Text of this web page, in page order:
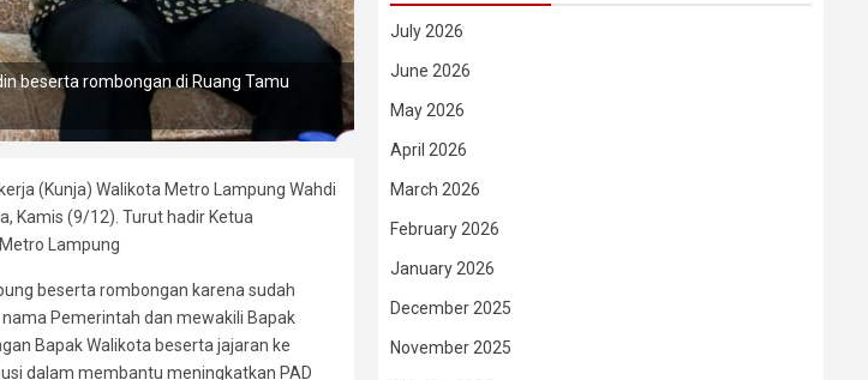
beserta rombongan di Ruang Tamu
(Kunja) Walikota Metro Lampung Wahdi
Kamis (9/12). Turut hadir Ketua
Lampung
beserta rombongan karena sudah
Pemerintah dan mewakili Bapak
Bapak Walikota beserta jajaran ke
dalam membantu meningkatkan PAD
July 2026
June 2026
May 2026
April 2026
March 2026
February 2026
January 2026
December 2025
November 2025